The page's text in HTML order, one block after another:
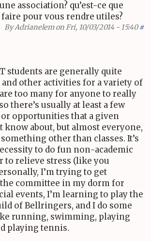
association? qu’est-ce que
pour vous rendre utiles?
ByAdrianelemon Fri, 10/03/2014 - 15:40 #
students are generally quite
other activities for a variety of
too many for anyone to really
there’s usually at least a few
opportunities that a given
know about, but almost everyone,
other than classes. It’s
to do fun non-academic
to relieve stress (like you
I’m trying to get
committee in my dorm for
events, I’m learning to play the
of Bellringers, and I do some
running, swimming, playing
playing tennis.